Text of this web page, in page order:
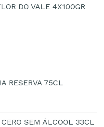
DO VALE 4X100GR
RESERVA 75CL
SEM ÁLCOOL 33CL